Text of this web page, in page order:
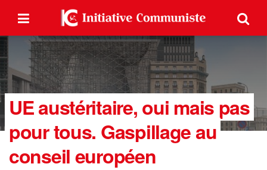
UE austéritaire, oui mais pas
pour tous. Gaspillage au
conseil européen